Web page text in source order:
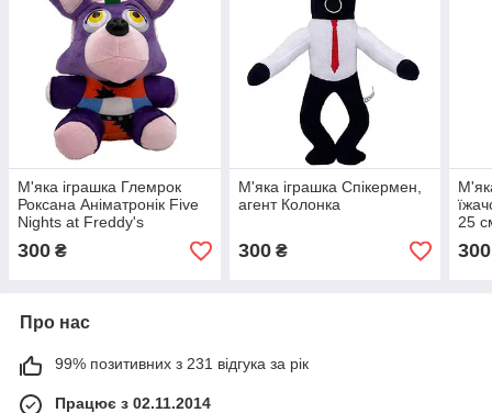
М'яка іграшка Глемрок
Роксана Аніматронік Five
Nights at Freddy's
300 ₴
М'яка іграшка Спікермен,
агент Колонка
300₴
25
300
Про нас
99% позитивних з 231 відгука за рік
Працює з 02.11.2014